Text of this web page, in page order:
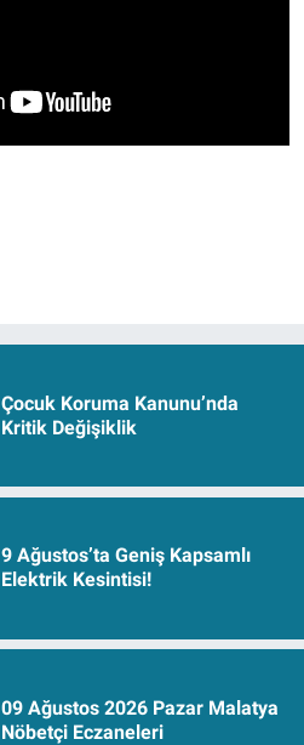
Çocuk Koruma Kanunu’nda
Kritik Değişiklik
9 Ağustos’ta Geniş Kapsamlı
Elektrik Kesintisi!
09 Ağustos 2026 Pazar Malatya
Nöbetçi Eczaneleri